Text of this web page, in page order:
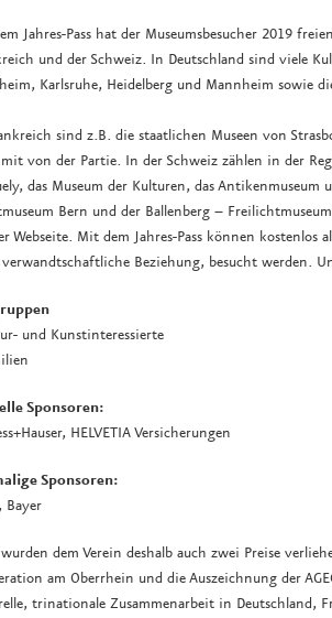
Jahres-Pass hat der Museumsbesucher 2019
und der Schweiz. In Deutschland sind viele
Karlsruhe, Heidelberg und Mannheim sowie
sind z.B. die staatlichen Museen von
von der Partie. In der Schweiz zählen in der
das Museum der Kulturen, das Antikenmuseum
Bern und der Ballenberg –
Webseite. Mit dem Jahres-Pass können
Beziehung, besucht werden.
und Kunstinteressierte
Sponsoren:
HELVETIA Versicherungen
Sponsoren:
Bayer
dem Verein deshalb auch zwei Preise
am Oberrhein und die Auszeichnung der
trinationale Zusammenarbeit in Deutschland,